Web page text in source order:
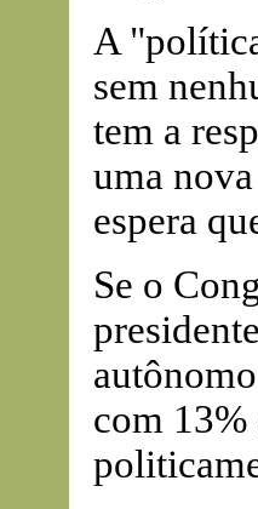
A
sem
tem a
uma
espera
Se o
com 13%